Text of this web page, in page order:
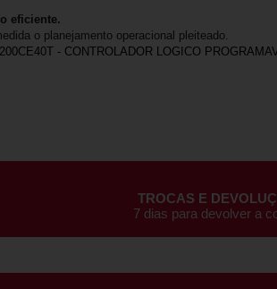
eficiente.
o planejamento operacional pleiteado.
- CONTROLADOR LOGICO
TROCAS E
7 dias para devolver a